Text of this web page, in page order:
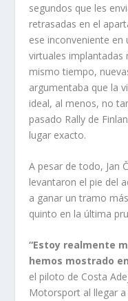
segundos que les
retrasadas en el
ese inconveniente en
virtuales implantadas
mismo tiempo,
argumentaba que la
ideal, al menos, no
pasado Rally de
lugar exacto.
A pesar de todo, Jan
levantaron el pie del
a ganar un tramo
quinto en la última
“Estoy realmente
hemos mostrado
el piloto de Costa
Motorsport al llegar